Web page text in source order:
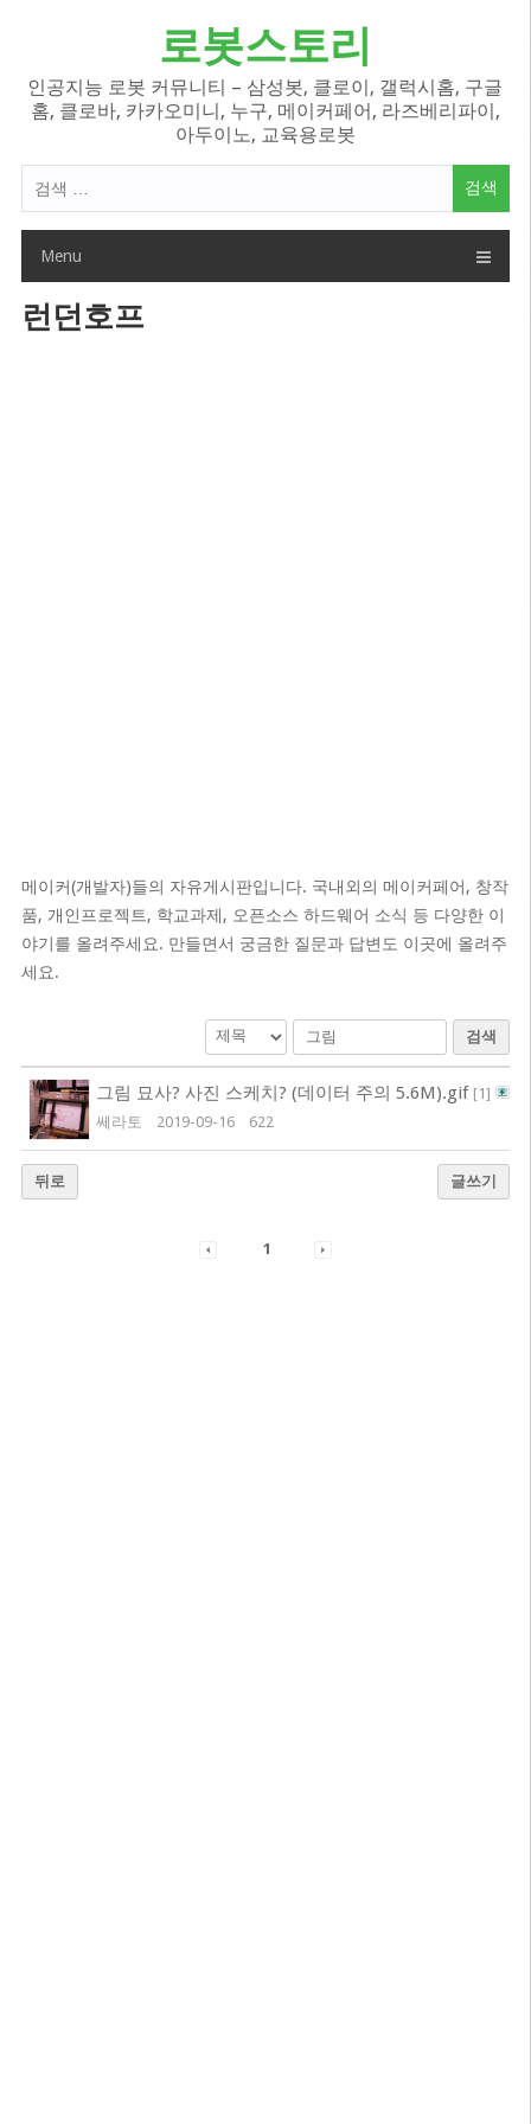
로봇스토리
인공지능 로봇 커뮤니티 – 삼성봇, 클로이, 갤럭시홈, 구글
홈, 클로바, 카카오미니, 누구, 메이커페어, 라즈베리파이,
아두이노, 교육용로봇
색
Menu
런던호프
메이커(개발자)들의 자유게시판입니다. 국내외의 메이커페어, 창작
품, 개인프로젝트, 학교과제, 오픈소스 하드웨어 소식 등 다양한 이
야기를 올려주세요. 만들면서 궁금한 질문과 답변도 이곳에 올려주
세요.
검색
그림 묘사? 사진 스케치? (데이터 주의 5.6M).gif [1]
쎄라토
2019-09-16 622
뒤로 글쓰기
1